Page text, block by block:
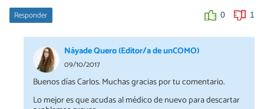
Responder 0 1
Náyade Quero (Editor/a de unCOMO)
09/10/2017
Buenos días Carlos. Muchas gracias por tu comentario.
Lo mejor es que acudas al médico de nuevo para descartar